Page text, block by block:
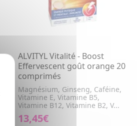
ALVITYL Vitalité - Boost
Effervescent goût orange 20
comprimés
Magnésium, Ginseng, Caféine,
Vitamine E, Vitamine B5,
Vitamine B12, Vitamine B2, V...
13,45€